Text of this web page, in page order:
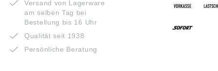
Versand von Lagerware
am selben Tag bei
Bestellung bis 16 Uhr
Qualität seit 1938
Persönliche Beratung